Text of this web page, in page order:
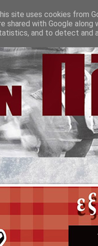
site uses cookies from
shared with Google
and to detect and